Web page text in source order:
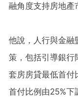
融角度支持房地產
他說，人行與金融
策，包括引導銀行
套房房貸最低首付
首付比例由25%下